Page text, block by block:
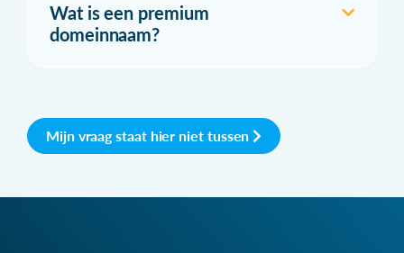
Wat is een premium
domeinnaam?
Mijn vraag staat hier niet tussen